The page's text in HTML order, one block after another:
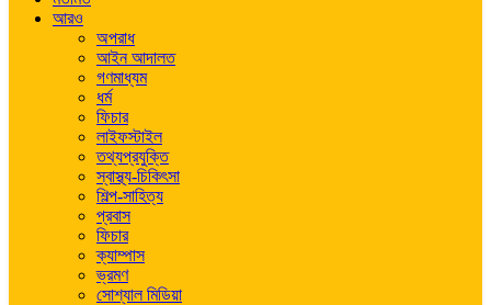
আরও
অপরাধ
আইন আদালত
গণমাধ্যম
ধর্ম
ফিচার
লাইফস্টাইল
তথ্যপ্রযুক্তি
স্বাস্থ্য-চিকিৎসা
শিল্প-সাহিত্য
প্রবাস
ফিচার
ক্যাম্পাস
ভ্রমণ
সোশ্যাল মিডিয়া